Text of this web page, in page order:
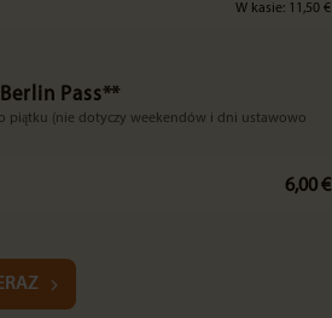
W kasie: 11,50 €
Pass**
piątku (nie dotyczy weekendów i dni ustawowo
6,00 €